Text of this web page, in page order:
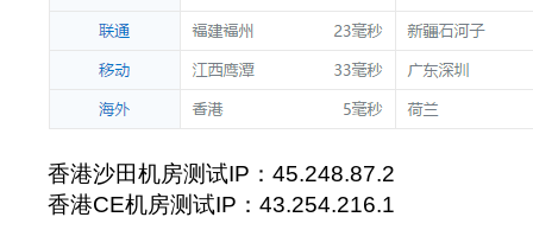
香港沙田机房测试IP：45.248.87.2
香港CE机房测试IP：43.254.216.1